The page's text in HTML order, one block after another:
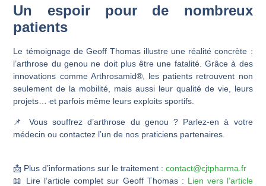
Un espoir pour de nombreux
patients
Le témoignage de Geoff Thomas illustre une réalité concrète :
l’arthrose du genou ne doit plus être une fatalité. Grâce à des
innovations comme Arthrosamid®, les patients retrouvent non
seulement de la mobilité, mais aussi leur qualité de vie, leurs
projets… et parfois même leurs exploits sportifs.
📌 Vous souffrez d’arthrose du genou ?Parlez-en à votre
médecin ou contactez l’un de nos praticiens partenaires.
📩 Plus d’informations sur le traitement :contact@cjtpharma.fr
📖 Lire l’article complet sur Geoff Thomas : Lien vers l’article